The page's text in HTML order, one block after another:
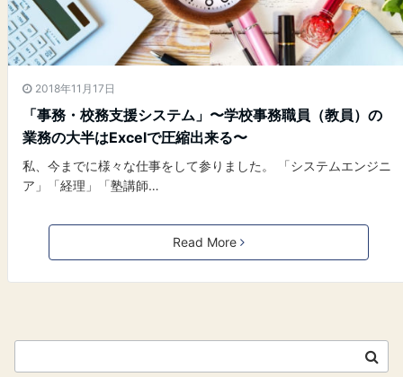
2018年11月17日
「事務・校務支援システム」〜学校事務職員（教員）の
業務の大半はExcelで圧縮出来る〜
私、今までに様々な仕事をして参りました。 「システムエンジニ
ア」「経理」「塾講師…
Read More